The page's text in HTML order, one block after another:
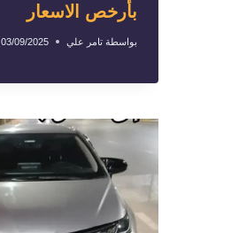
بأرخص الاسعار
بواسطة تامر علي 03/09/2025